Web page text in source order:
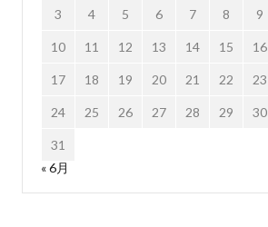
3 4 5 6 7 8 9
10 11 12 13 14 15 16
17 18 19 20 21 22 23
24 25 26 27 28 29 30
31
« 6月